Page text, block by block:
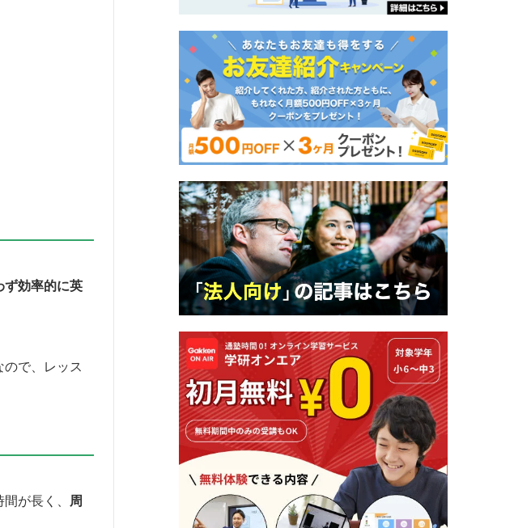
ず効率的に英
で、レッス
が長く、 周